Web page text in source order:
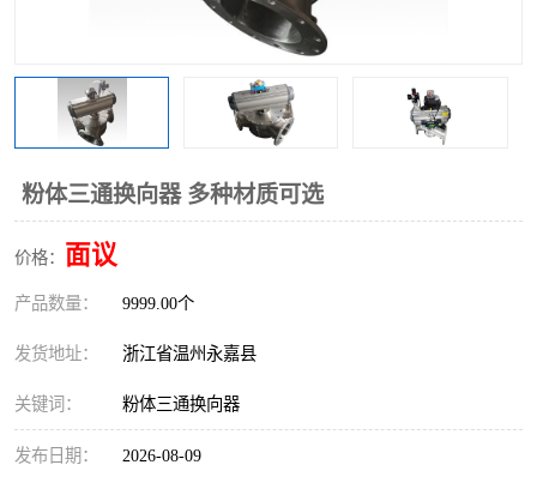
粉体三通换向器 多种材质可选
价格： 面议
产品数量： 9999.00个
发货地址： 浙江省温州永嘉县
关键词： 粉体三通换向器
发布日期： 2026-08-09
Y型分路阀
粉体分路阀 三通分路阀
管道换向器